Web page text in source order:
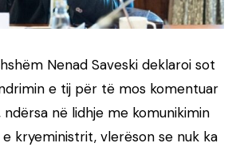
Nenad Saveski deklaroi sot
e tij për të mos komentuar
në lidhje me komunikimin
kryeministrit, vlerëson se nuk ka